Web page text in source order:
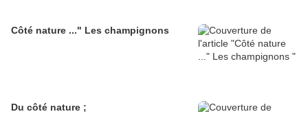
Côté nature ..." Les champignons
Du côté nature ;